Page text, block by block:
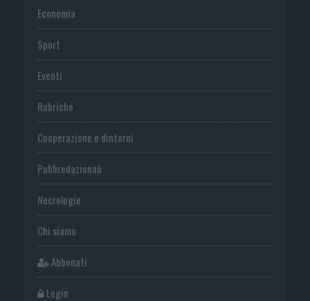
Economia
Sport
Eventi
Rubriche
Cooperazione e dintorni
Publiredazionali
Necrologie
Chi siamo
Abbonati
Login